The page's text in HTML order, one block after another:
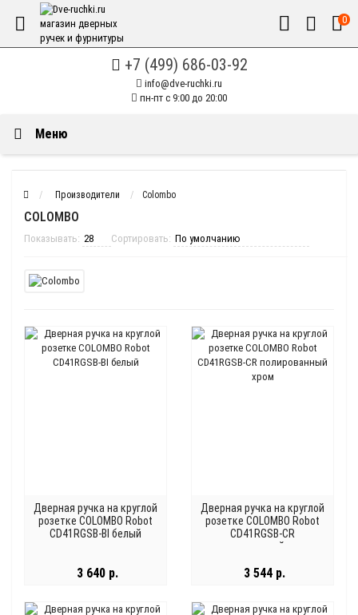
0
+7 (499) 686-03-92
info@dve-ruchki.ru
пн-пт с 9:00 до 20:00
Меню
Производители Colombo
COLOMBO
Показывать: Сортировать:
Дверная ручка на круглой
розетке COLOMBO Robot
CD41RGSB-BI белый
3 640 р.
Дверная ручка на круглой
розетке COLOMBO Robot
CD41RGSB-CR
полированный хром
3 544 р.